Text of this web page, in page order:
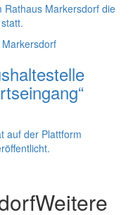
Rathaus Markersdorf die
auf der Plattform
Weitere